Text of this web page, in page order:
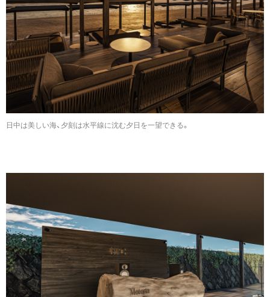
⽇中は美しい海、⼣刻は⽔平線に沈む⼣⽇を⼀望できる。